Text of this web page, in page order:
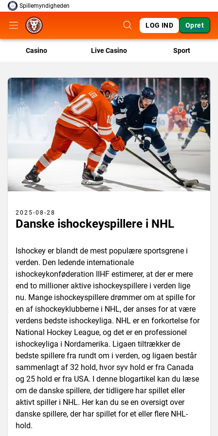
Spillemyndigheden
LOG IND Opret
Casino Live Casino Sport
2025-08-28
Danske ishockeyspillere i NHL
Ishockey er blandt de mest populære sportsgrene i
verden. Den ledende internationale
ishockeykonføderation IIHF estimerer, at der er mere
end to millioner aktive ishockeyspillere i verden lige
nu. Mange ishockeyspillere drømmer om at spille for
en af ishockeyklubberne i NHL, der anses for at være
verdens bedste ishockeyliga. NHL er en forkortelse for
National Hockey League, og det er en professionel
ishockeyliga i Nordamerika. Ligaen tiltrækker de
bedste spillere fra rundt om i verden, og ligaen består
sammenlagt af 32 hold, hvor syv hold er fra Canada
og 25 hold er fra USA. I denne blogartikel kan du læse
om de danske spillere, der tidligere har spillet eller
aktivt spiller i NHL. Her kan du se en oversigt over
danske spillere, der har spillet for et eller flere NHL-
hold.